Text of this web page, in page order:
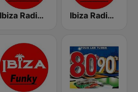
Ibiza Radios - Relax Ibiza Radios - Dance